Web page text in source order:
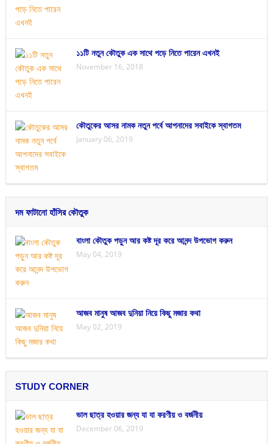
১১টি নতুন কৌতুক এক সাথে পড়ে নিতে পারেন এখনই
November 16, 2018
কৌতুকের আসর নামক নতুন পর্বে আপনাদের সবাইকে স্বাগতম
January 06, 2019
দম ফাটানো হাঁসির কৌতুক
বাংলা কৌতুক পড়ুন আর কষ্ট দূর করে আনন্দ উপভোগ করুন
May 04, 2019
আজব মানুষ আজব দুনিয়া নিয়ে কিছু মজার কথা
May 02, 2019
STUDY CORNER
ভাল ছাত্র হওয়ার জন্য যা যা করণীয় ও বর্জনীয়
December 06, 2019